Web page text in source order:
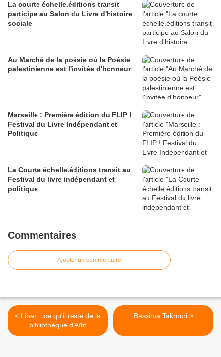
La courte échelle.éditions transit
participe au Salon du Livre d'histoire
sociale
Au Marché de la poésie où la Poésie
palestinienne est l'invitée d'honneur
Marseille : Première édition du FLIP !
Festival du Livre Indépendant et
Politique
La Courte échelle.éditions transit au
Festival du livre indépendant et
politique
Commentaires
Ajouter un commentaire
< Liban : ce qu'il reste de la
bibliothèque d'Aïtit
Bassima Takrouri >